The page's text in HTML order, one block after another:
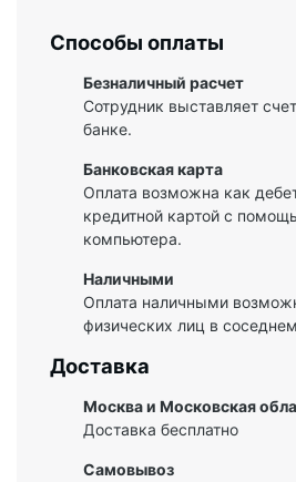
Способы оплаты
Безналичный расчет
Сотрудник выставляет
банке.
Банковская карта
Оплата возможна как
кредитной картой с
компьютера.
Наличными
Оплата наличными
физических лиц в
Доставка
Москва и Московская
Доставка бесплатно
Самовывоз